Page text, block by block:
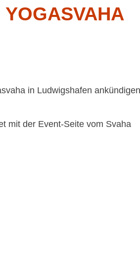
in Ludwigshafen
mit der Event-Seite vom Svaha